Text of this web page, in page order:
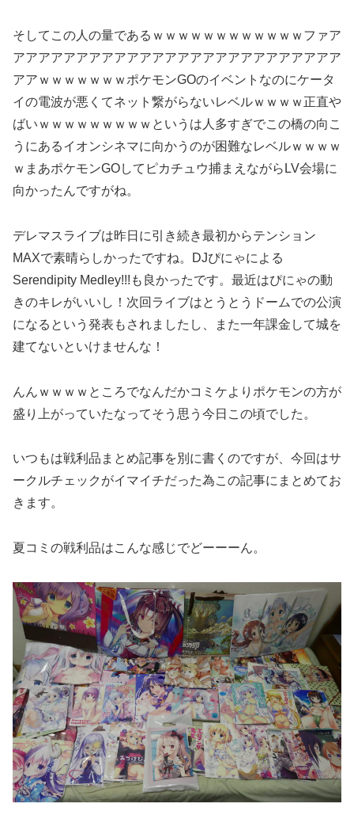
そしてこの人の量であるｗｗｗｗｗｗｗｗｗｗｗｗファア
アアアアアアアアアアアアアアアアアアアアアアアアアア
アアｗｗｗｗｗｗｗポケモンGOのイベントなのにケータ
イの電波が悪くてネット繋がらないレベルｗｗｗｗ正直や
ばいｗｗｗｗｗｗｗｗｗというは人多すぎでこの橋の向こ
うにあるイオンシネマに向かうのが困難なレベルｗｗｗｗ
ｗまあポケモンGOしてピカチュウ捕まえながらLV会場に
向かったんですがね。
デレマスライブは昨日に引き続き最初からテンション
MAXで素晴らしかったですね。DJぴにゃによる
Serendipity Medley!!!も良かったです。最近はぴにゃの動
きのキレがいいし！次回ライブはとうとうドームでの公演
になるという発表もされましたし、また一年課金して城を
建てないといけませんな！
んんｗｗｗｗところでなんだかコミケよりポケモンの方が
盛り上がっていたなってそう思う今日この頃でした。
いつもは戦利品まとめ記事を別に書くのですが、今回はサ
ークルチェックがイマイチだった為この記事にまとめてお
きます。
夏コミの戦利品はこんな感じでどーーーん。